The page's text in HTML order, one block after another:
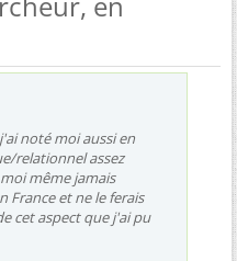
noté moi aussi en
relationnel assez
même jamais
France et ne le ferais
cet aspect que j'ai pu